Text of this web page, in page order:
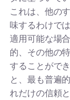
これは、他の
味するわけで
適用可能な場
的、その他の
することがで
と、最も普遍
れだけの信頼